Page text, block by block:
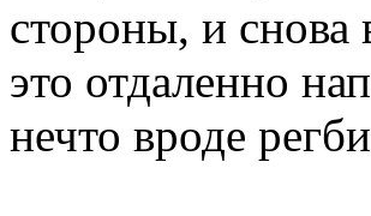
стороны, и
это отдаленно
нечто вроде